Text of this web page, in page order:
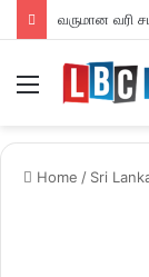
வருமான வரி
Home / Sri